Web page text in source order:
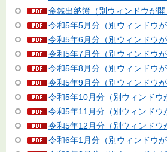
金銭出納簿（別ウィンドウが開
令和5年5月分（別ウィンドウが
令和5年6月分（別ウィンドウが
令和5年7月分（別ウィンドウが
令和5年8月分（別ウィンドウが
令和5年9月分（別ウィンドウが
令和5年10月分（別ウィンドウ
令和5年11月分（別ウィンドウ
令和5年12月分（別ウィンドウ
令和6年1月分（別ウィンドウが